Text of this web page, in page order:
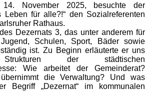
November 2025, besuchte der
Leben für alle?!“ den Sozialreferenten
Rathaus.
Dezernats 3, das unter anderem für
Schulen, Sport, Bäder sowie
ist. Zu Beginn erläuterte er uns
Strukturen der städtischen
Wie arbeitet der Gemeinderat?
die Verwaltung? Und was
Begriff „Dezernat“ im kommunalen